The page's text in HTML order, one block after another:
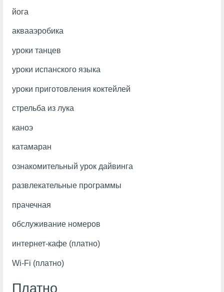
йога
аквааэробика
уроки танцев
уроки испанского языка
уроки приготовления коктейлей
стрельба из лука
каноэ
катамаран
ознакомительный урок дайвинга
развлекательные программы
прачечная
обслуживание номеров
интернет-кафе (платно)
Wi-Fi (платно)
Платно